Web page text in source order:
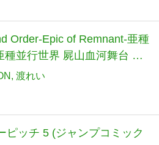
Order-Epic of Remnant-亜種
種並行世界 屍山血河舞台 下
豪七番勝負(6) (少年マガジ
渡れい
ピッチ 5 (ジャンプコミック